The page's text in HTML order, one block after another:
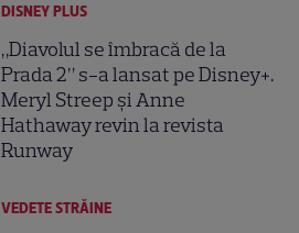
DISNEY PLUS
„Diavolul se îmbracă de la
Prada 2” s-a lansat pe Disney+.
Meryl Streep și Anne
Hathaway revin la revista
Runway
VEDETE STRĂINE